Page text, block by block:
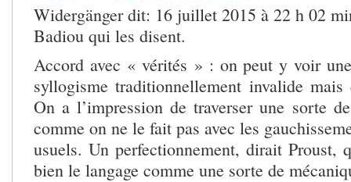
Widergänger dit: 16 juillet 2015 à 22 h 02
Badiou qui les disent.
Accord avec « vérités » : on peut y voir
syllogisme traditionnellement invalide
On a l’impression de traverser une sorte
comme on ne le fait pas avec les
usuels. Un perfectionnement, dirait Proust,
bien le langage comme une sorte de